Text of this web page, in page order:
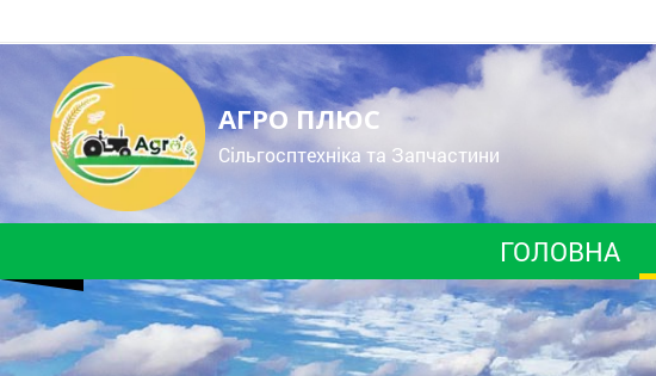
АГРО ПЛЮС
Cільгосптехніка та Запчастини
ГОЛОВНА